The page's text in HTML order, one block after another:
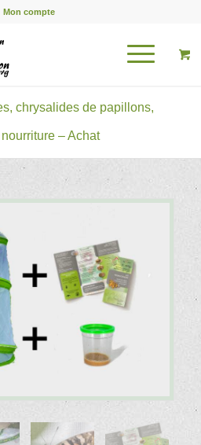
Mon compte
chrysalides de papillons,
– Achat